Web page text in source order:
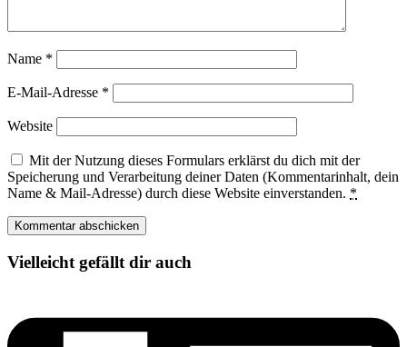
Name *
E-Mail-Adresse *
Website
Mit der Nutzung dieses Formulars erklärst du dich mit der
Speicherung und Verarbeitung deiner Daten (Kommentarinhalt, dein
Name & Mail-Adresse) durch diese Website einverstanden. *
Vielleicht gefällt dir auch